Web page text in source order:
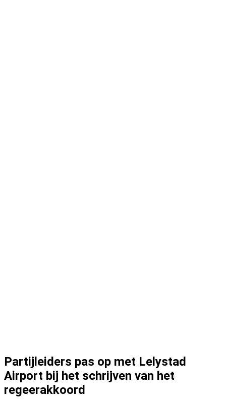
Partijleiders pas op met Lelystad
Airport bij het schrijven van het
regeerakkoord